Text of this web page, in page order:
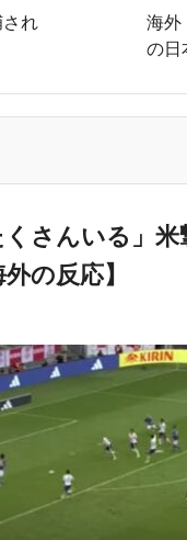
」→「日本人打者はあん
が決定的になって海
か？えええええっ？
れ
海外
の日
さんいる」
の反応】